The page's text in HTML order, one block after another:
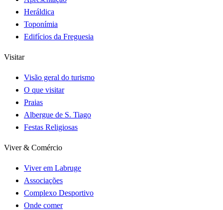
Heráldica
Toponímia
Edifícios da Freguesia
Visitar
Visão geral do turismo
O que visitar
Praias
Albergue de S. Tiago
Festas Religiosas
Viver & Comércio
Viver em Labruge
Associações
Complexo Desportivo
Onde comer